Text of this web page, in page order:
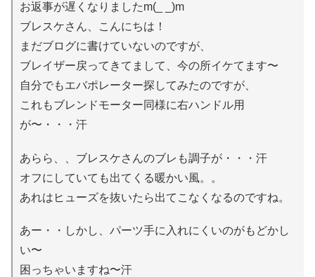
お返事が遅くなりましたm(_ _)m
ブレスケさん、こんにちは！
まだブログに書けていないのですが、
ブレイザー戻ってきてまして、今の所イケてます〜
自分でもエバポレーター探してみたのですが、
これもブレンドモーター同様に右ハンドル用
が〜・・・汗
あらら、、ブレスケさんのブレも調子が・・・汗
オフにしていても出てくる暖かい風。。
あれはヒューズを抜いたら出てこなくなるのですね。
あー・・しかし、パーツ手に入れにくいのがもどかし
い〜
困っちゃいますね〜汗